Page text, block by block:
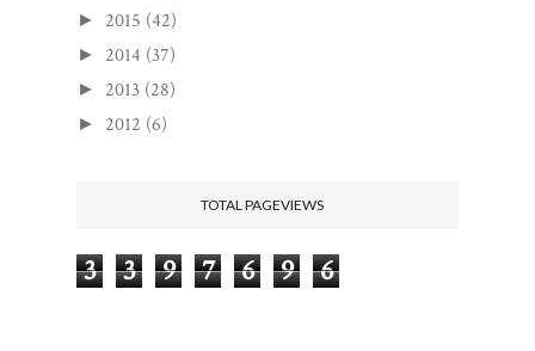
► 2015 (42)
► 2014 (37)
► 2013 (28)
► 2012 (6)
TOTAL PAGEVIEWS
3 3 9 7 6 9 6